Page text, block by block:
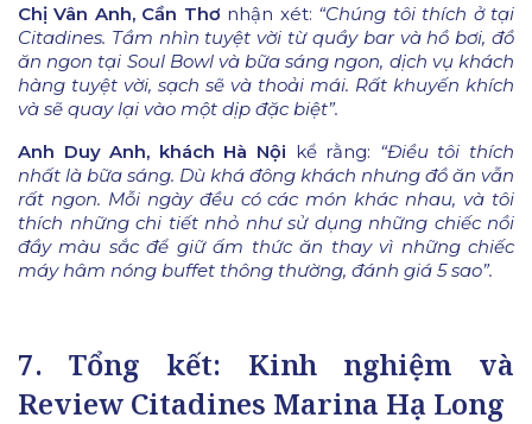
Chị Vân Anh, Cần Thơ nhận xét: “Chúng tôi thích ở tại
Citadines. Tầm nhìn tuyệt vời từ quầy bar và hồ bơi, đồ
ăn ngon tại Soul Bowl và bữa sáng ngon, dịch vụ khách
hàng tuyệt vời, sạch sẽ và thoải mái. Rất khuyến khích
và sẽ quay lại vào một dịp đặc biệt”.
Anh Duy Anh, khách Hà Nội kể rằng: “Điều tôi thích
nhất là bữa sáng. Dù khá đông khách nhưng đồ ăn vẫn
rất ngon. Mỗi ngày đều có các món khác nhau, và tôi
thích những chi tiết nhỏ như sử dụng những chiếc nồi
đầy màu sắc để giữ ấm thức ăn thay vì những chiếc
máy hâm nóng buffet thông thường, đánh giá 5 sao”.
7. Tổng kết: Kinh nghiệm và
Review Citadines Marina Hạ Long